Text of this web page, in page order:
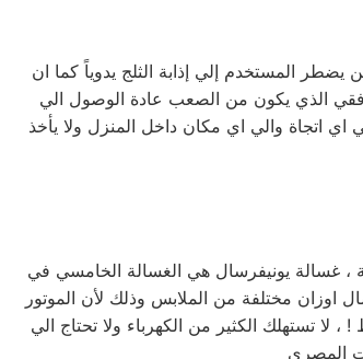
المستخدم إلي إذابة الثلج يدوياً كما ان
الذي يكون من الصعب عادة الوصول الي
اتجاة والي اي مكان داخل المنزل ولا يأخذ
، غسالة يونيفرسال هي الغسالة الخامسي في
اوزان مختلفة من الملابس وذلك لأن الموتور
تستهلك الكثير من الكهرباء ولا تحتاج الي